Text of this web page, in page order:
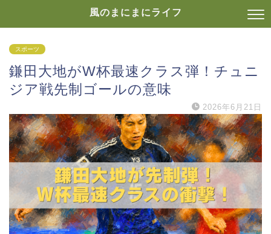
風のまにまにライフ
スポーツ
鎌田大地がW杯最速クラス弾！チュニ
ジア戦先制ゴールの意味
2026年6月21日